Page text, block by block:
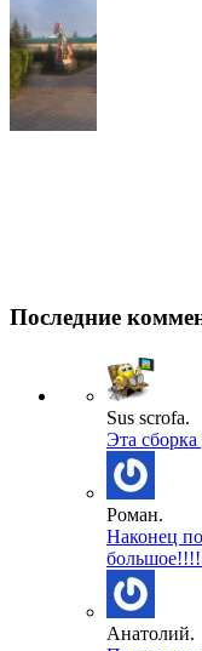
Последние
Sus scrofa.
Эта сборка
Роман.
Наконец
Анатолий.